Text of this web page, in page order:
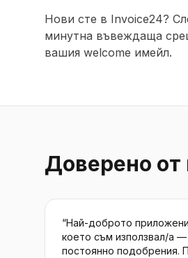
Нови сте в Invoice24?
минутна въвеждаща
вашия welcome имейл.
Доверено от
“Най-доброто
което съм използвал/а
постоянно подобрения.